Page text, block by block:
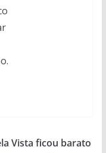
Vista ficou barato